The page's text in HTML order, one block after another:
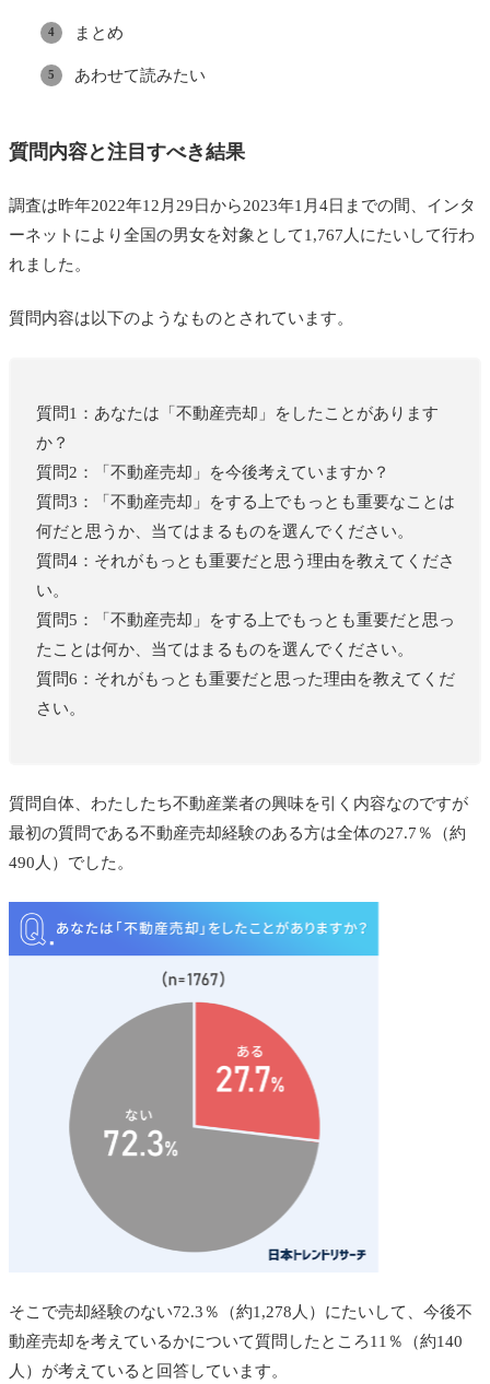
まとめ
あわせて読みたい
質問内容と注目すべき結果
調査は昨年2022年12月29日から2023年1月4日までの間、インタ
ーネットにより全国の男女を対象として1,767人にたいして行わ
れました。
質問内容は以下のようなものとされています。
質問1：あなたは「不動産売却」をしたことがあります
か？
質問2：「不動産売却」を今後考えていますか？
質問3：「不動産売却」をする上でもっとも重要なことは
何だと思うか、当てはまるものを選んでください。
質問4：それがもっとも重要だと思う理由を教えてくださ
い。
質問5：「不動産売却」をする上でもっとも重要だと思っ
たことは何か、当てはまるものを選んでください。
質問6：それがもっとも重要だと思った理由を教えてくだ
さい。
質問自体、わたしたち不動産業者の興味を引く内容なのですが
最初の質問である不動産売却経験のある方は全体の27.7％（約
490人）でした。
そこで売却経験のない72.3％（約1,278人）にたいして、今後不
動産売却を考えているかについて質問したところ11％（約140
人）が考えていると回答しています。